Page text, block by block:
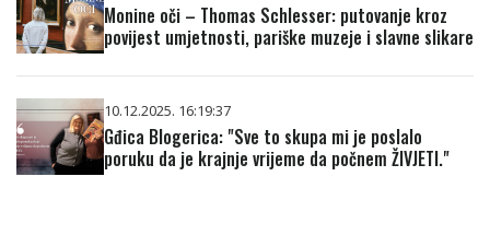
Monine oči – Thomas Schlesser: putovanje kroz
povijest umjetnosti, pariške muzeje i slavne slikare
10.12.2025. 16:19:37
Gđica Blogerica: "Sve to skupa mi je poslalo
poruku da je krajnje vrijeme da počnem ŽIVJETI."